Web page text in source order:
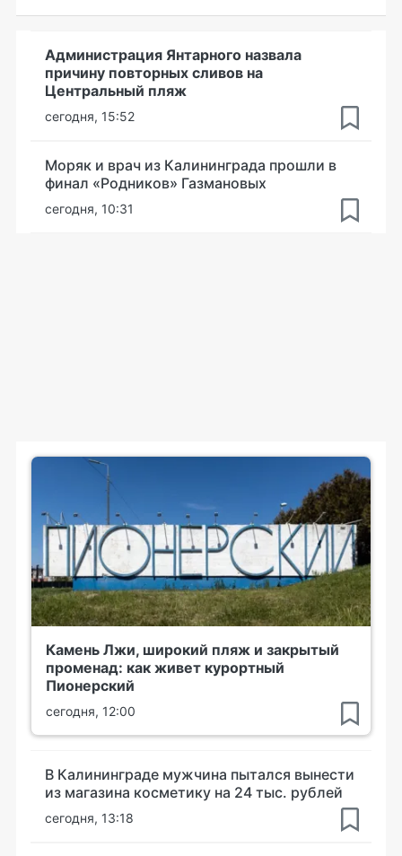
Администрация Янтарного назвала
причину повторных сливов на
Центральный пляж
сегодня, 15:52
Моряк и врач из Калининграда прошли в
финал «Родников» Газмановых
сегодня, 10:31
Камень Лжи, широкий пляж и закрытый
променад: как живет курортный
Пионерский
сегодня, 12:00
В Калининграде мужчина пытался вынести
из магазина косметику на 24 тыс. рублей
сегодня, 13:18